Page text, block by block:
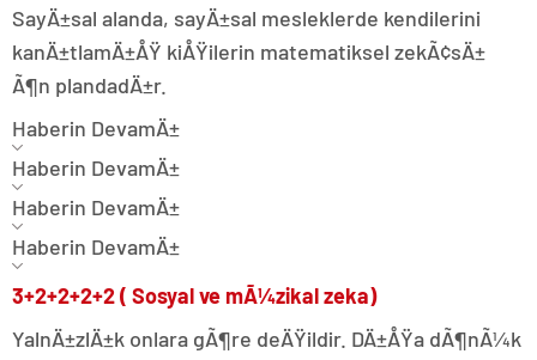
SayÄ±sal alanda, sayÄ±sal mesleklerde kendilerini
kanÄ±tlamÄ±ÅŸ kiÅŸilerin matematiksel zekÃ¢sÄ±
Ã¶n plandadÄ±r.
Haberin DevamÄ±
Haberin DevamÄ±
Haberin DevamÄ±
Haberin DevamÄ±
3+2+2+2+2 ( Sosyal ve mÃ¼zikal zeka)
YalnÄ±zlÄ±k onlara gÃ¶re deÄŸildir. DÄ±ÅŸa dÃ¶nÃ¼k